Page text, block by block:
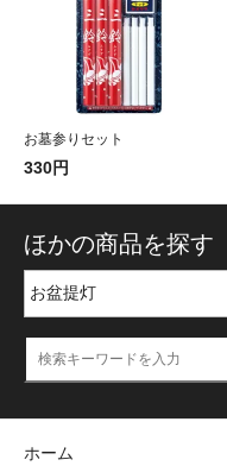
お墓参りセット
330円
ほかの商品を探す
ホーム